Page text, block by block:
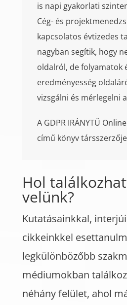
is napi gyakorlati
Cég- és
kapcsolatos évtizedes
nagyban segítik, hogy
oldalról, de folyamatok
eredményesség
vizsgálni és mérlegelni
A GDPR IRÁNYTŰ
című könyv
Hol
velünk?
Kutatásainkkal,
cikkeinkkel
legkülönbözőbb
médiumokban
néhány felület, ahol